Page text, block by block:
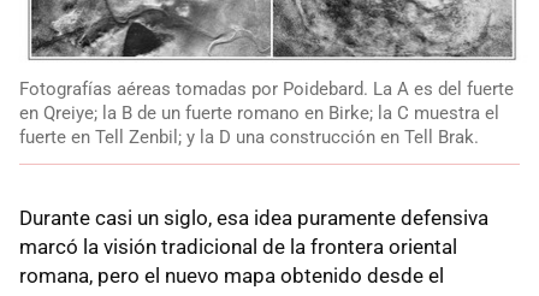
Fotografías aéreas tomadas por Poidebard. La A es del fuerte
en Qreiye; la B de un fuerte romano en Birke; la C muestra el
fuerte en Tell Zenbil; y la D una construcción en Tell Brak.
Durante casi un siglo, esa idea puramente defensiva
marcó la visión tradicional de la frontera oriental
romana, pero el nuevo mapa obtenido desde el